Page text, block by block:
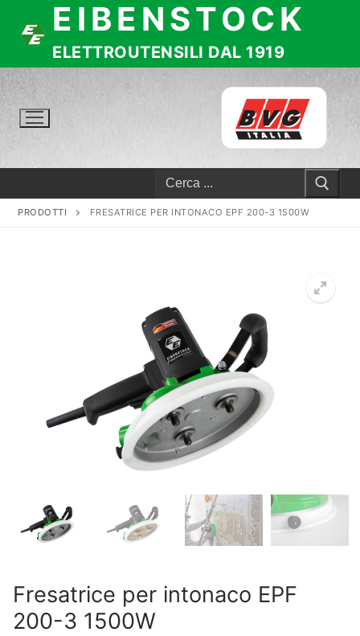
contenuto
EIBENSTOCK
ELETTROUTENSILI DAL 1919
Cerca:
PRODOTTI FRESATRICE PER INTONACO EPF 200-3 1500W
Fresatrice per intonaco EPF
200-3 1500W